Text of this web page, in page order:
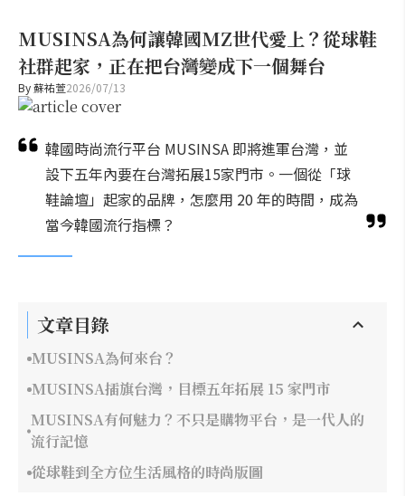
MUSINSA為何讓韓國MZ世代愛上？從球鞋
社群起家，正在把台灣變成下一個舞台
By蘇祐萱2026/07/13
韓國時尚流行平台 MUSINSA 即將進軍台灣，並
設下五年內要在台灣拓展15家門市。一個從「球
鞋論壇」起家的品牌，怎麼用 20 年的時間，成為
當今韓國流行指標？
文章目錄
MUSINSA為何來台？
MUSINSA插旗台灣，目標五年拓展 15 家門市
MUSINSA有何魅力？不只是購物平台，是一代人的
流行記憶
從球鞋到全方位生活風格的時尚版圖